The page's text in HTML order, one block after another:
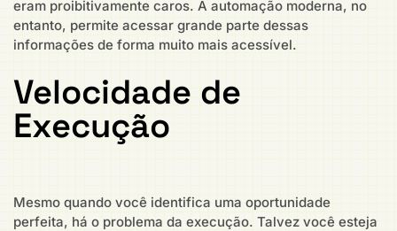
eram proibitivamente caros. A automação moderna, no
entanto, permite acessar grande parte dessas
informações de forma muito mais acessível.
Velocidade de
Execução
Mesmo quando você identifica uma oportunidade
perfeita, há o problema da execução. Talvez você esteja